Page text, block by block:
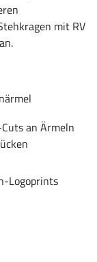
mit RV
an Ärmeln
Logoprints